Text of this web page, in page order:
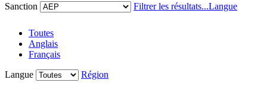
Sanction
Filtrer les résultats...Langue
Toutes
Anglais
Français
Langue
Région